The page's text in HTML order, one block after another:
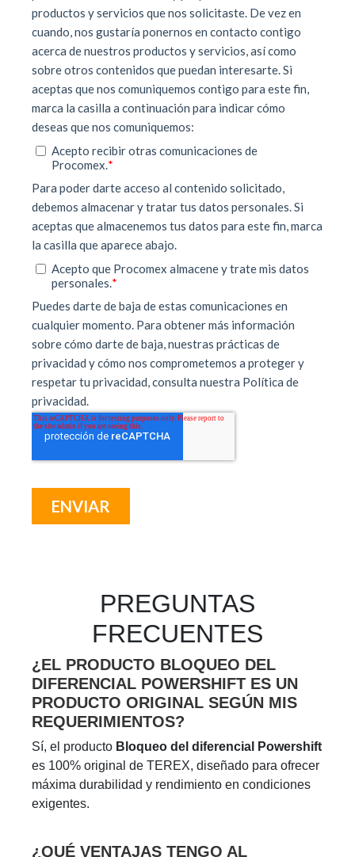
PREGUNTAS
FRECUENTES
¿EL PRODUCTO BLOQUEO DEL
DIFERENCIAL POWERSHIFT ES UN
PRODUCTO ORIGINAL SEGÚN MIS
REQUERIMIENTOS?
Sí, el producto Bloqueo del diferencial Powershift
es 100% original de TEREX, diseñado para ofrecer
máxima durabilidad y rendimiento en condiciones
exigentes.
¿QUÉ VENTAJAS TENGO AL